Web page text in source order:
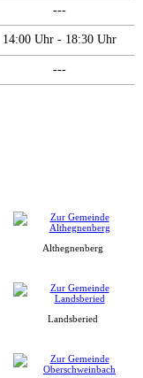
---
14:00 Uhr - 18:30 Uhr
---
Althegnenberg
Landsberied